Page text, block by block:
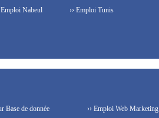
Emploi Nabeul
›› Emploi Tunis
Base de donnée
›› Emploi Web Marketing